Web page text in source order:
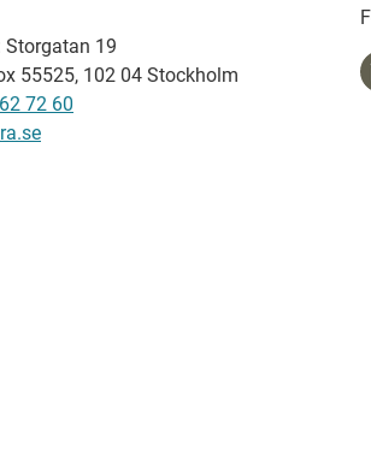
Storgatan 19
55525, 102 04 Stockholm
72 60